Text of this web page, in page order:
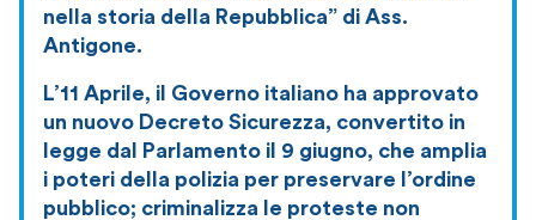
nella storia della Repubblica” di Ass.
Antigone.
L’11 Aprile, il Governo italiano ha approvato
un nuovo Decreto Sicurezza, convertito in
legge dal Parlamento il 9 giugno, che amplia
i poteri della polizia per preservare l’ordine
pubblico; criminalizza le proteste non